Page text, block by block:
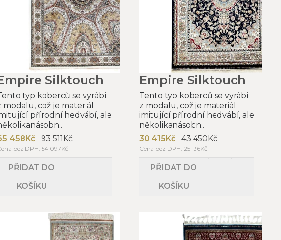
Silktouch
typ koberců se vyrábí
modalu, což je materiál
přírodní hedvábí, ale
458Kč
93 511Kč
bez DPH: 54 097Kč
PŘIDAT DO
KOŠÍKU
Empire Silktouch
Tento typ koberců se vyrábí
z modalu, což je materiál
imitující přírodní hedvábí, ale
několikanásobn..
30 415Kč
43 450Kč
Cena bez DPH: 25 136Kč
PŘIDAT DO
KOŠÍKU